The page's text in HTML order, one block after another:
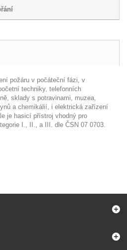
požáru v počáteční fázi, v
techniky, telefonních
sklady s potravinami, muzea,
a chemikálií, i elektrická zařízení
je hasicí přístroj vhodný pro
I., II., a III. dle ČSN 07 0703.